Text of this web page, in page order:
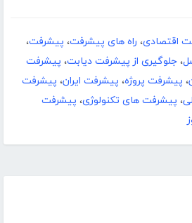
اقتصادی، راه های پیشرفت، پیشرفت،
، جلوگیری از پیشرفت دیابت، پیشرفت
، پیشرفت پروژه، پیشرفت ایران، پیشرفت
، پیشرفت های تکنولوژی، پیشرفت